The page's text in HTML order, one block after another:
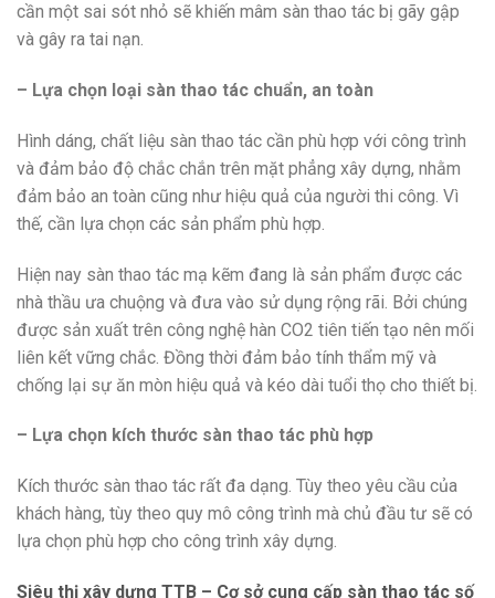
cần một sai sót nhỏ sẽ khiến mâm sàn thao tác bị gãy gập
và gây ra tai nạn.
– Lựa chọn loại sàn thao tác chuẩn, an toàn
Hình dáng, chất liệu sàn thao tác cần phù hợp với công trình
và đảm bảo độ chắc chắn trên mặt phẳng xây dựng, nhằm
đảm bảo an toàn cũng như hiệu quả của người thi công. Vì
thế, cần lựa chọn các sản phẩm phù hợp.
Hiện nay sàn thao tác mạ kẽm đang là sản phẩm được các
nhà thầu ưa chuộng và đưa vào sử dụng rộng rãi. Bởi chúng
được sản xuất trên công nghệ hàn CO2 tiên tiến tạo nên mối
liên kết vững chắc. Đồng thời đảm bảo tính thẩm mỹ và
chống lại sự ăn mòn hiệu quả và kéo dài tuổi thọ cho thiết bị.
– Lựa chọn kích thước sàn thao tác phù hợp
Kích thước sàn thao tác rất đa dạng. Tùy theo yêu cầu của
khách hàng, tùy theo quy mô công trình mà chủ đầu tư sẽ có
lựa chọn phù hợp cho công trình xây dựng.
Siêu thị xây dựng TTB – Cơ sở cung cấp sàn thao tác số